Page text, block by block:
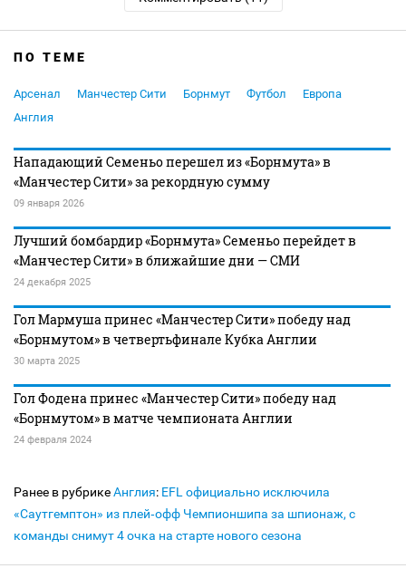
ПО ТЕМЕ
Арсенал Манчестер Сити Борнмут Футбол
Европа
Англия
Нападающий Семеньо перешел из «Борнмута» в
«Манчестер Сити» за рекордную сумму
09 января 2026
Лучший бомбардир «Борнмута» Семеньо перейдет в
«Манчестер Сити» в ближайшие дни — СМИ
24 декабря 2025
Гол Мармуша принес «Манчестер Сити» победу над
«Борнмутом» в четвертьфинале Кубка Англии
30 марта 2025
Гол Фодена принес «Манчестер Сити» победу над
«Борнмутом» в матче чемпионата Англии
24 февраля 2024
Ранее в рубрикеАнглия: EFL официально исключила
«Саутгемптон» из плей‑офф Чемпионшипа за шпионаж, с
команды снимут 4 очка на старте нового сезона